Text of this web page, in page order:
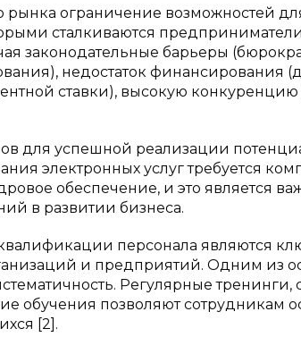
рынка ограничение возможностей
сталкиваются
законодательные барьеры
недостаток финансирования
ставки), высокую
для успешной реализации
электронных услуг требуется
обеспечение, и это является
в развитии бизнеса.
персонала являются
и предприятий. Одним из
Регулярные
обучения позволяют сотрудникам
[2].